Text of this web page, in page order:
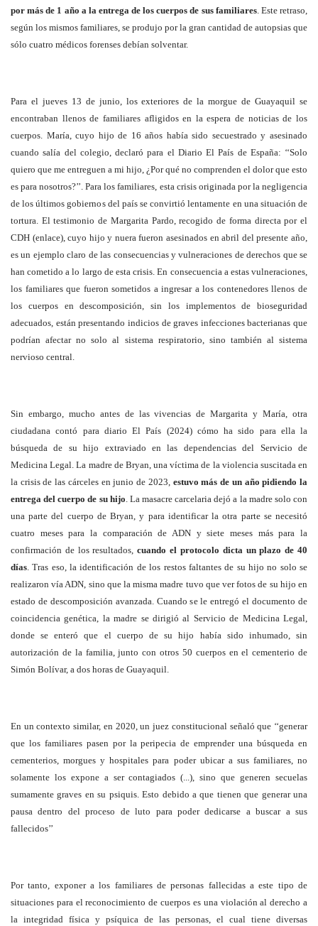
por más de 1 año a la entrega de los cuerpos de sus familiares. Este retraso,
según los mismos familiares, se produjo por la gran cantidad de autopsias que
sólo cuatro médicos forenses debían solventar.
Para el jueves 13 de junio, los exteriores de la morgue de Guayaquil se
encontraban llenos de familiares afligidos en la espera de noticias de los
cuerpos. María, cuyo hijo de 16 años había sido secuestrado y asesinado
cuando salía del colegio, declaró para el Diario El País de España: ‘‘Solo
quiero que me entreguen a mi hijo, ¿Por qué no comprenden el dolor que esto
es para nosotros?’’. Para los familiares, esta crisis originada por la negligencia
de los últimos gobiernos del país se convirtió lentamente en una situación de
tortura. El testimonio de Margarita Pardo, recogido de forma directa por el
CDH (enlace), cuyo hijo y nuera fueron asesinados en abril del presente año,
es un ejemplo claro de las consecuencias y vulneraciones de derechos que se
han cometido a lo largo de esta crisis. En consecuencia a estas vulneraciones,
los familiares que fueron sometidos a ingresar a los contenedores llenos de
los cuerpos en descomposición, sin los implementos de bioseguridad
adecuados, están presentando indicios de graves infecciones bacterianas que
podrían afectar no solo al sistema respiratorio, sino también al sistema
nervioso central.
Sin embargo, mucho antes de las vivencias de Margarita y María, otra
ciudadana contó para diario El País (2024) cómo ha sido para ella la
búsqueda de su hijo extraviado en las dependencias del Servicio de
Medicina Legal. La madre de Bryan, una víctima de la violencia suscitada en
la crisis de las cárceles en junio de 2023, estuvo más de un año pidiendo la
entrega del cuerpo de su hijo. La masacre carcelaria dejó a la madre solo con
una parte del cuerpo de Bryan, y para identificar la otra parte se necesitó
cuatro meses para la comparación de ADN y siete meses más para la
confirmación de los resultados,cuando el protocolo dicta un plazo de 40
días. Tras eso, la identificación de los restos faltantes de su hijo no solo se
realizaron vía ADN, sino que la misma madre tuvo que ver fotos de su hijo en
estado de descomposición avanzada. Cuando se le entregó el documento de
coincidencia genética, la madre se dirigió al Servicio de Medicina Legal,
donde se enteró que el cuerpo de su hijo había sido inhumado, sin
autorización de la familia, junto con otros 50 cuerpos en el cementerio de
Simón Bolívar, a dos horas de Guayaquil.
En un contexto similar, en 2020, un juez constitucional señaló que ‘‘generar
que los familiares pasen por la peripecia de emprender una búsqueda en
cementerios, morgues y hospitales para poder ubicar a sus familiares, no
solamente los expone a ser contagiados (...), sino que generen secuelas
sumamente graves en su psiquis. Esto debido a que tienen que generar una
pausa dentro del proceso de luto para poder dedicarse a buscar a sus
fallecidos’’
Por tanto, exponer a los familiares de personas fallecidas a este tipo de
situaciones para el reconocimiento de cuerpos es una violación al derecho a
la integridad física y psíquica de las personas, el cual tiene diversas